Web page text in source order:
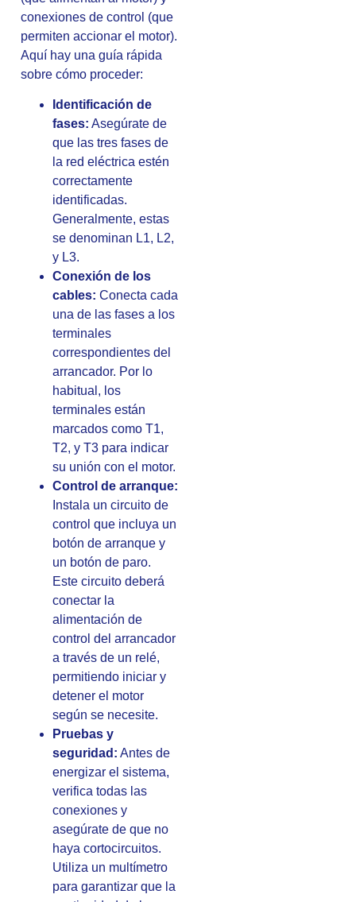
conexiones de control (que
permiten accionar el motor).
Aquí hay una guía rápida
sobre cómo proceder:
Identificación de
fases: Asegúrate de
que las tres fases de
la red eléctrica estén
correctamente
identificadas.
Generalmente, estas
se denominan L1, L2,
y L3.
Conexión de los
cables: Conecta cada
una de las fases a los
terminales
correspondientes del
arrancador. Por lo
habitual, los
terminales están
marcados como T1,
T2, y T3 para indicar
su unión con el motor.
Control de arranque:
Instala un circuito de
control que incluya un
botón de arranque y
un botón de paro.
Este circuito deberá
conectar la
alimentación de
control del arrancador
a través de un relé,
permitiendo iniciar y
detener el motor
según se necesite.
Pruebas y
seguridad: Antes de
energizar el sistema,
verifica todas las
conexiones y
asegúrate de que no
haya cortocircuitos.
Utiliza un multímetro
para garantizar que la